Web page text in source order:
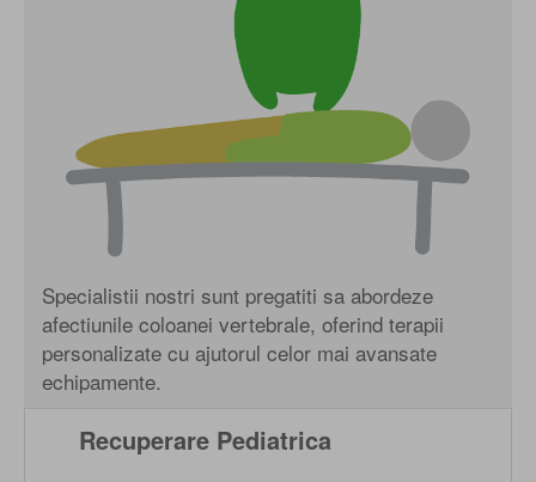
Specialistii nostri sunt pregatiti sa abordeze
afectiunile coloanei vertebrale, oferind terapii
personalizate cu ajutorul celor mai avansate
echipamente.
Recuperare Pediatrica